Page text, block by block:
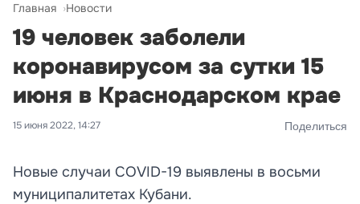
Главная Новости
19 человек заболели
коронавирусом за сутки 15
июня в Краснодарском крае
15 июня 2022, 14:27 Поделиться
Новые случаи COVID-19 выявлены в восьми
муниципалитетах Кубани.